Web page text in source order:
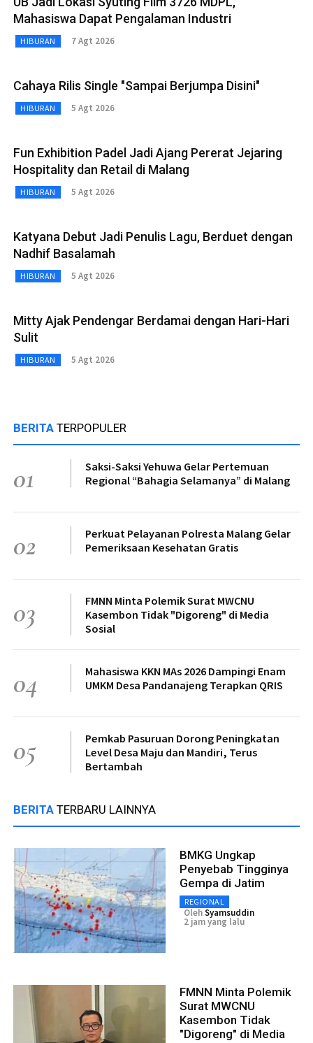
Mahasiswa Dapat Pengalaman Industri
HIBURAN 7 Agt 2026
Cahaya Rilis Single "Sampai Berjumpa Disini"
HIBURAN 5 Agt 2026
Fun Exhibition Padel Jadi Ajang Pererat Jejaring
Hospitality dan Retail di Malang
HIBURAN 5 Agt 2026
Katyana Debut Jadi Penulis Lagu, Berduet dengan
Nadhif Basalamah
HIBURAN 5 Agt 2026
Mitty Ajak Pendengar Berdamai dengan Hari-Hari
Sulit
HIBURAN 5 Agt 2026
BERITA TERPOPULER
01
Saksi-Saksi Yehuwa Gelar Pertemuan
Regional “Bahagia Selamanya” di Malang
02
Perkuat Pelayanan Polresta Malang Gelar
Pemeriksaan Kesehatan Gratis
03
FMNN Minta Polemik Surat MWCNU
Kasembon Tidak "Digoreng" di Media
Sosial
04
Mahasiswa KKN MAs 2026 Dampingi Enam
UMKM Desa Pandanajeng Terapkan QRIS
05
Pemkab Pasuruan Dorong Peningkatan
Level Desa Maju dan Mandiri, Terus
Bertambah
BERITA TERBARU LAINNYA
BMKG Ungkap
Penyebab Tingginya
Gempa di Jatim
REGIONAL
OlehSyamsuddin
2 jam yang lalu
FMNN Minta Polemik
Surat MWCNU
Kasembon Tidak
"Digoreng" di Media